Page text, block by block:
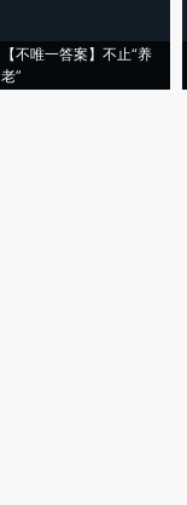
【不唯一答案】不止“养
老”